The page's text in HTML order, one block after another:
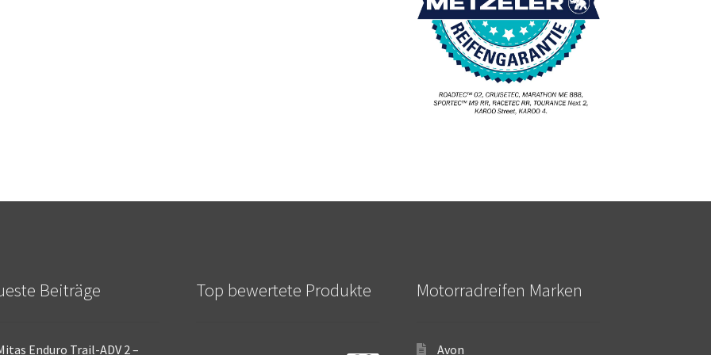
Beiträge
Enduro Trail-ADV 2 –
Top bewertete Produkte Motorradreifen Marken
Avon